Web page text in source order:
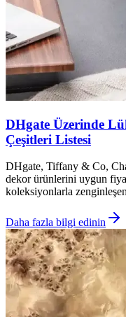
DHgate Üzerinde
Çeşitleri Listesi
DHgate, Tiffany & Co,
dekor ürünlerini uygun
koleksiyonlarla
Daha fazla bilgi edinin